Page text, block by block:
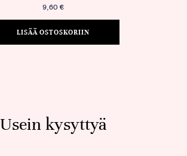
9,60 €
LISÄÄ OSTOSKORIIN
Usein kysyttyä